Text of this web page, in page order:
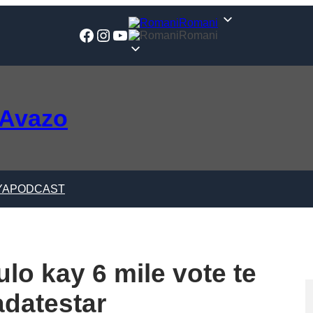
Facebook
Instagram
YouTube
Romani
Romani
PODCAST
kay 6 mile vote te